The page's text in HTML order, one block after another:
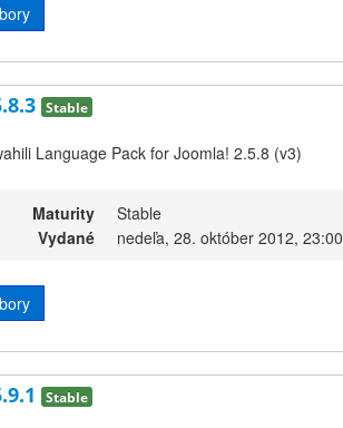
Stable
Language Pack for Joomla! 2.5.8 (v3)
Maturity
Stable
Vydané
nedeľa, 28. október 2012, 23:00
Stable